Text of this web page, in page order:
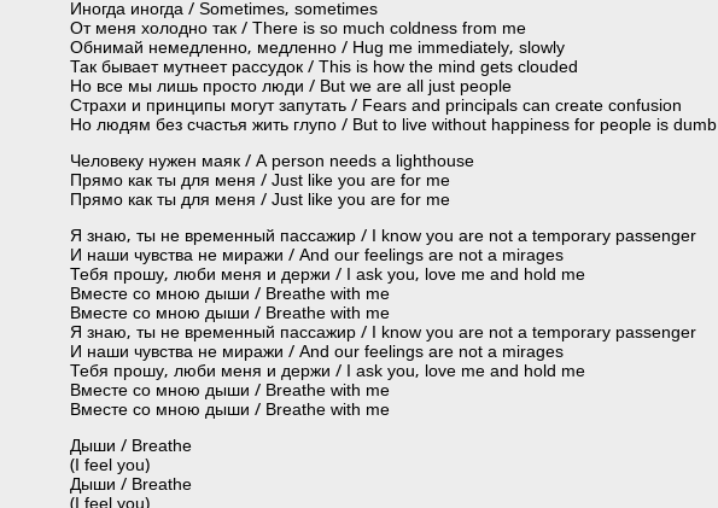
Иногда иногда / Sometimes, sometimes
От меня холодно так / There is so much coldness from me
Обнимай немедленно, медленно / Hug me immediately, slowly
Так бывает мутнеет рассудок / This is how the mind gets clouded
Но все мы лишь просто люди / But we are all just people
Страхи и принципы могут запутать / Fears and principals can create confusion
Но людям без счастья жить глупо / But to live without happiness for people is dumb
Человеку нужен маяк / A person needs a lighthouse
Прямо как ты для меня / Just like you are for me
Прямо как ты для меня / Just like you are for me
Я знаю, ты не временный пассажир / I know you are not a temporary passenger
И наши чувства не миражи / And our feelings are not a mirages
Тебя прошу, люби меня и держи / I ask you, love me and hold me
Вместе со мною дыши / Breathe with me
Вместе со мною дыши / Breathe with me
Я знаю, ты не временный пассажир / I know you are not a temporary passenger
И наши чувства не миражи / And our feelings are not a mirages
Тебя прошу, люби меня и держи / I ask you, love me and hold me
Вместе со мною дыши / Breathe with me
Вместе со мною дыши / Breathe with me
Дыши / Breathe
(I feel you)
Дыши / Breathe